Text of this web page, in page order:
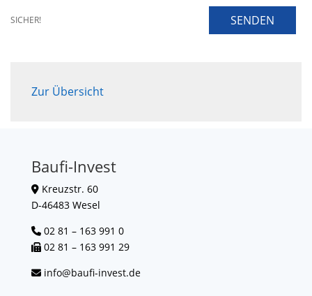
SICHER! SENDEN
Zur Übersicht
Baufi-Invest
Kreuzstr. 60
D-46483 Wesel
02 81 – 163 991 0
02 81 – 163 991 29
info@baufi-invest.de